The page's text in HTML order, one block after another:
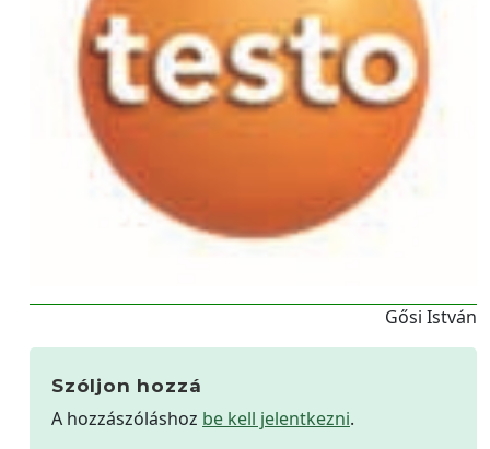
Gősi István
Szóljon hozzá
A hozzászóláshoz be kell jelentkezni.